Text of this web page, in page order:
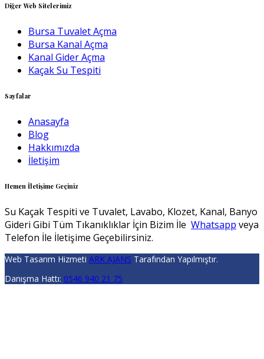
Diğer Web Sitelerimiz
Bursa Tuvalet Açma
Bursa Kanal Açma
Kanal Gider Açma
Kaçak Su Tespiti
Sayfalar
Anasayfa
Blog
Hakkımızda
İletişim
Hemen İletişime Geçiniz
Su Kaçak Tespiti ve Tuvalet, Lavabo, Klozet, Kanal, Banyo
Gideri Gibi Tüm Tıkanıklıklar İçin Bizim İle Whatsapp veya
Telefon İle İletişime Geçebilirsiniz.
Web Tasarım Hizmeti ARK AJANS Tarafından Yapılmıştır.
Danışma Hattı: 0546 940 21 75